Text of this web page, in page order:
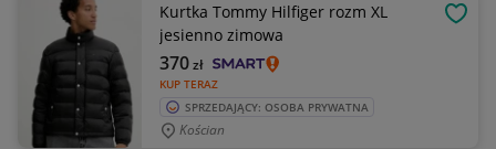
Kurtka Tommy Hilfiger rozm XL
jesienno zimowa
KUP TERAZ
370zł
SPRZEDAJĄCY: OSOBA PRYWATNA
Kościan